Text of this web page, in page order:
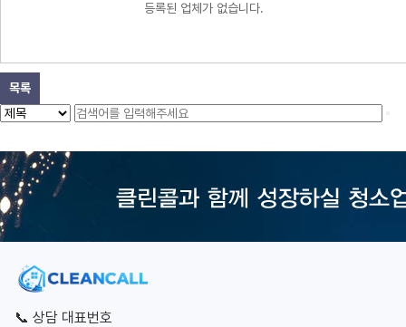
등록된 업체가 없습니다.
목록
📞 상담 대표번호